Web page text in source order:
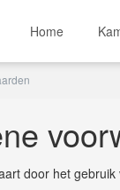
Home
door het